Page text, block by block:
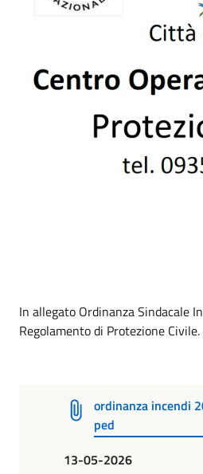
In allegato Ordinanza Sindacale
Regolamento di Protezione Civile.
ordinanza incendi
ped
13-05-2026